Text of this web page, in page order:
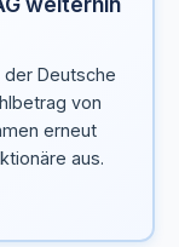
Deutsche
von
erneut
aus.